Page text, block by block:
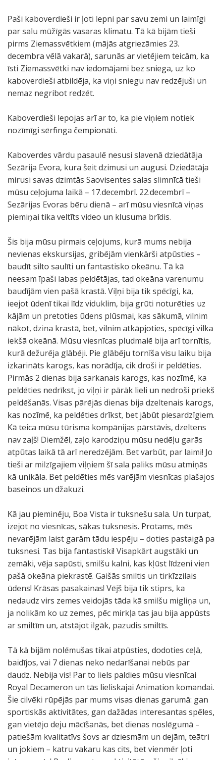
Paši kaboverdieši ir ļoti lepni par savu zemi un laimīgi
par salu mūžīgās vasaras klimatu. Tā kā bijām tieši
pirms Ziemassvētkiem (mājās atgriezāmies 23.
decembra vēlā vakarā), sarunās ar vietējiem teicām, ka
īsti Ziemassvētki nav iedomājami bez sniega, uz ko
kaboverdieši atbildēja, ka viņi sniegu nav redzējuši un
nemaz negribot redzēt.
Kaboverdieši lepojas arī ar to, ka pie viņiem notiek
nozīmīgi sērfinga čempionāti.
Kaboverdes vārdu pasaulē nesusi slavenā dziedātāja
Sezārija Evora, kura šeit dzimusi un augusi. Dziedātāja
mirusi savas dzimtās Saovisentes salas slimnīcā tieši
mūsu ceļojuma laikā – 17.decembrī. 22.decembrī –
Sezārijas Evoras bēru dienā – arī mūsu viesnīcā viņas
piemiņai tika veltīts video un klusuma brīdis.
Šis bija mūsu pirmais ceļojums, kurā mums nebija
nevienas ekskursijas, gribējām vienkārši atpūsties –
baudīt silto saulīti un fantastisko okeānu. Tā kā
neesam īpaši labas peldētājas, tad okeāna varenumu
baudījām vien pašā krastā. Viļņi bija tik spēcīgi, ka,
ieejot ūdenī tikai līdz viduklim, bija grūti noturēties uz
kājām un pretoties ūdens plūsmai, kas sākumā, vilnim
nākot, dzina krastā, bet, vilnim atkāpjoties, spēcīgi vilka
iekšā okeānā. Mūsu viesnīcas pludmalē bija arī tornītis,
kurā dežurēja glābēji. Pie glābēju tornīša visu laiku bija
izkarināts karogs, kas norādīja, cik droši ir peldēties.
Pirmās 2 dienas bija sarkanais karogs, kas nozīmē, ka
peldēties nedrīkst, jo viļņi ir pārāk lieli un nedroši priekš
peldēšanās. Visas pārējās dienas bija dzeltenais karogs,
kas nozīmē, ka peldēties drīkst, bet jābūt piesardzīgiem.
Kā teica mūsu tūrisma kompānijas pārstāvis, dzeltens
nav zaļš! Diemžēl, zaļo karodziņu mūsu nedēļu garās
atpūtas laikā tā arī neredzējām. Bet varbūt, par laimi! Jo
tieši ar milzīgajiem viļņiem šī sala paliks mūsu atmiņās
kā unikāla. Bet peldēties mēs varējām viesnīcas plašajos
baseinos un džakuzi.
Kā jau pieminēju, Boa Vista ir tuksnešu sala. Un turpat,
izejot no viesnīcas, sākas tuksnesis. Protams, mēs
nevarējām laist garām tādu iespēju – doties pastaigā pa
tuksnesi. Tas bija fantastiski! Visapkārt augstāki un
zemāki, vēja sapūsti, smilšu kalni, kas kļūst līdzeni vien
pašā okeāna piekrastē. Gaišās smiltis un tirkīzzilais
ūdens! Krāsas pasakainas! Vējš bija tik stiprs, ka
nedaudz virs zemes veidojās tāda kā smilšu migliņa un,
ja nolikām ko uz zemes, pēc mirkļa tas jau bija appūsts
ar smiltīm un, atstājot ilgāk, pazudis smiltīs.
Tā kā bijām nolēmušas tikai atpūsties, dodoties ceļā,
baidījos, vai 7 dienas neko nedarīšanai nebūs par
daudz. Nebija vis! Par to liels paldies mūsu viesnīcai
Royal Decameron un tās lieliskajai Animation komandai.
Šie cilvēki rūpējās par mums visas dienas garumā: gan
sportiskās aktivitātes, gan dažādas interesantas spēles,
gan vietējo deju mācīšanās, bet dienas noslēgumā –
patiešām kvalitatīvs šovs ar dziesmām un dejām, teātri
un jokiem – katru vakaru kas cits, bet vienmēr ļoti